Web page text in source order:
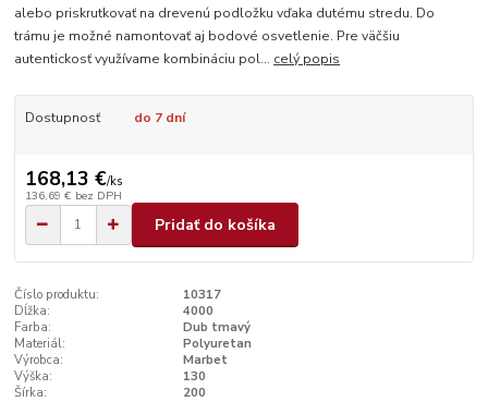
alebo priskrutkovať na drevenú podložku vďaka dutému stredu. Do
trámu je možné namontovať aj bodové osvetlenie. Pre väčšiu
autentickosť využívame kombináciu pol... celý popis
Dostupnosť do 7 dní
168,13 €/ks
136,69 € bez DPH
Pridať do košíka
Číslo produktu:
10317
Dĺžka:
4000
Farba:
Dub tmavý
Materiál:
Polyuretan
Výrobca:
Marbet
Výška:
130
Šírka:
200